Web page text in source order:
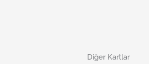
Diğer Kartlar